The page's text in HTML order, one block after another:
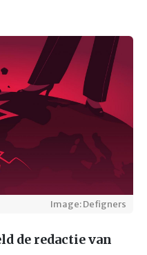
Image: Defigners
de redactie van